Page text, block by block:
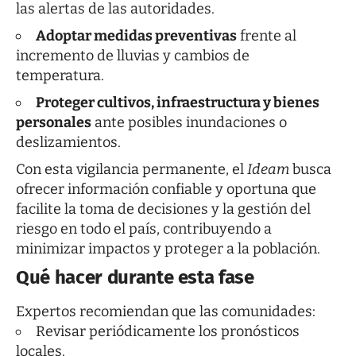
las alertas de las autoridades.
Adoptar medidas preventivasfrente al
incremento de lluvias y cambios de
temperatura.
Proteger cultivos, infraestructura y bienes
personales ante posibles inundaciones o
deslizamientos.
Con esta vigilancia permanente, elIdeambusca
ofrecer información confiable y oportuna que
facilite la toma de decisiones y la gestión del
riesgo en todo el país, contribuyendo a
minimizar impactos y proteger a la población.
Qué hacer durante esta fase
Expertos recomiendan que las comunidades:
Revisar periódicamente los pronósticos
locales.